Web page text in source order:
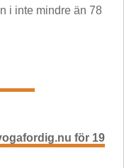
i inte mindre än 78
för 19